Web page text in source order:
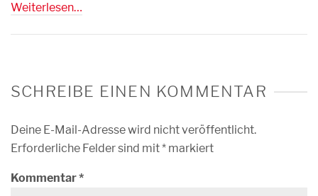
Weiterlesen…
SCHREIBE EINEN KOMMENTAR
Deine E-Mail-Adresse wird nicht veröffentlicht.
Erforderliche Felder sind mit* markiert
Kommentar*